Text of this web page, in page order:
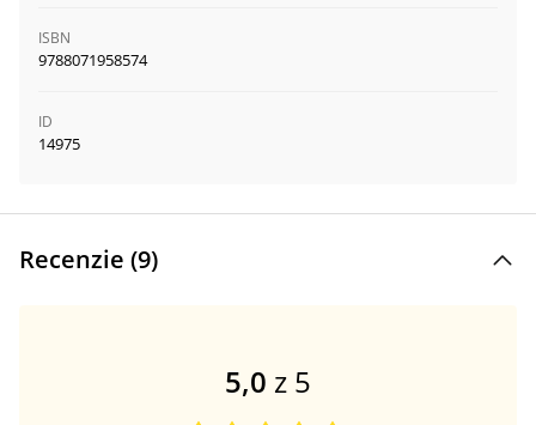
ISBN
9788071958574
ID
14975
Recenzie (9)
5,0 z 5